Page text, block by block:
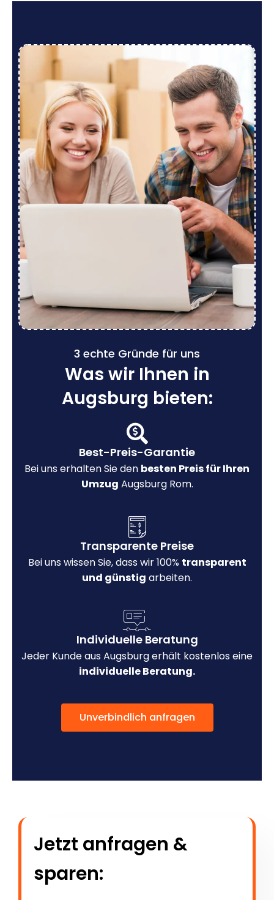
3 echte Gründe für uns
Was wir Ihnen in
Augsburg bieten:
Best-Preis-Garantie
Bei uns erhalten Sie den besten Preis für Ihren
Umzug Augsburg Rom.
Transparente Preise
Bei uns wissen Sie, dass wir 100% transparent
und günstig arbeiten.
Individuelle Beratung
Jeder Kunde aus Augsburg erhält kostenlos eine
individuelle Beratung.
Unverbindlich anfragen
Jetzt anfragen &
sparen: